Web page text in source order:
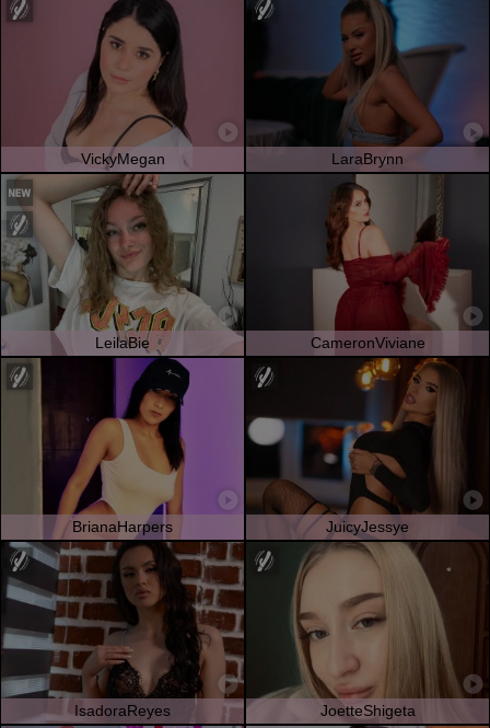
VickyMegan LaraBrynn
LeilaBie CameronViviane
BrianaHarpers JuicyJessye
IsadoraReyes JoetteShigeta